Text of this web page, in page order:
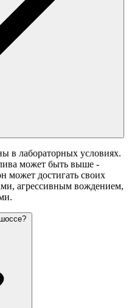
в лабораторных условиях.
может быть выше -
может достигать своих
агрессивным вождением,